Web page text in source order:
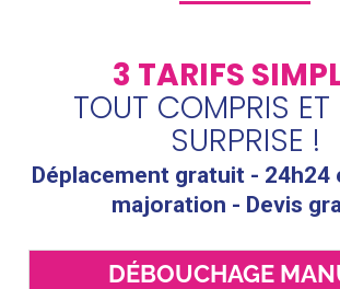
3 TARIFS
TOUT COMPRIS
SURPRISE !
Déplacement gratuit - 24h24
majoration - Devis
DÉBOUCHAGE